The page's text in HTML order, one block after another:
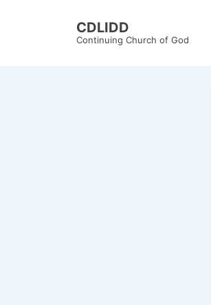
CDLIDD
Continuing Church of God